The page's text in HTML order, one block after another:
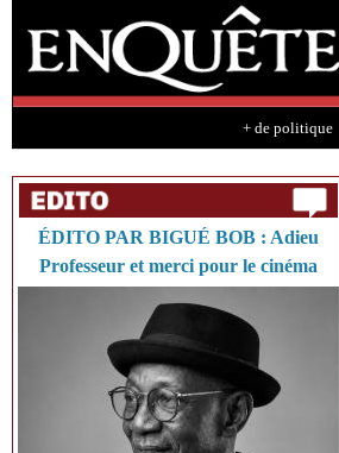
+ de politique
ÉDITO PAR BIGUÉ BOB : Adieu
Professeur et merci pour le cinéma